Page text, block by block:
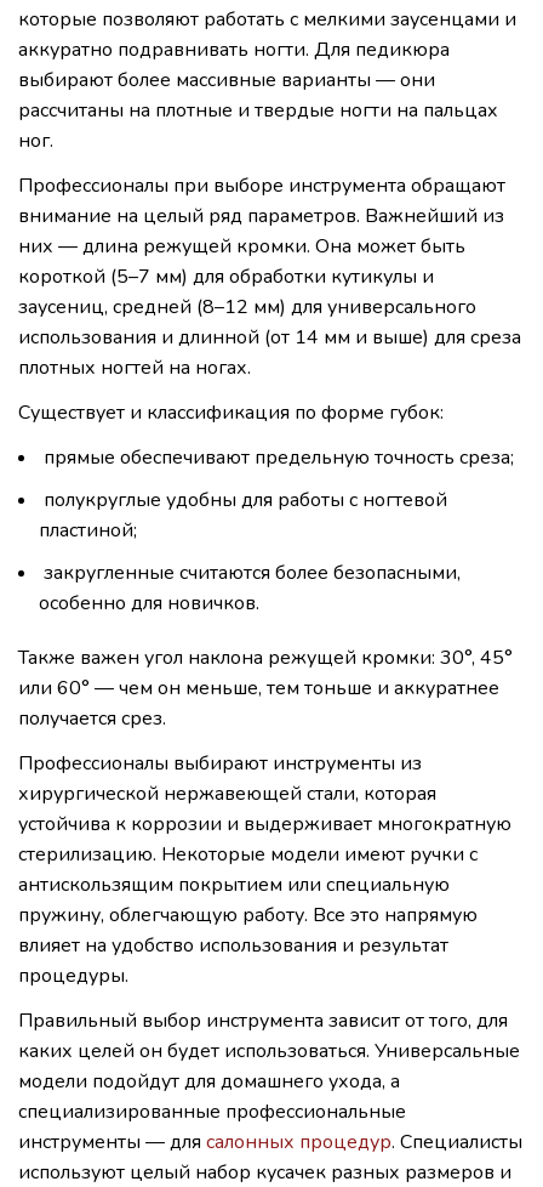
которые позволяют работать с мелкими заусенцами и
аккуратно подравнивать ногти. Для педикюра
выбирают более массивные варианты — они
рассчитаны на плотные и твердые ногти на пальцах
ног.
Профессионалы при выборе инструмента обращают
внимание на целый ряд параметров. Важнейший из
них — длина режущей кромки. Она может быть
короткой (5–7 мм) для обработки кутикулы и
заусениц, средней (8–12 мм) для универсального
использования и длинной (от 14 мм и выше) для среза
плотных ногтей на ногах.
Существует и классификация по форме губок:
прямые обеспечивают предельную точность среза;
полукруглые удобны для работы с ногтевой
пластиной;
закругленные считаются более безопасными,
особенно для новичков.
Также важен угол наклона режущей кромки: 30°, 45°
или 60° — чем он меньше, тем тоньше и аккуратнее
получается срез.
Профессионалы выбирают инструменты из
хирургической нержавеющей стали, которая
устойчива к коррозии и выдерживает многократную
стерилизацию. Некоторые модели имеют ручки с
антискользящим покрытием или специальную
пружину, облегчающую работу. Все это напрямую
влияет на удобство использования и результат
процедуры.
Правильный выбор инструмента зависит от того, для
каких целей он будет использоваться. Универсальные
модели подойдут для домашнего ухода, а
специализированные профессиональные
инструменты — для салонных процедур. Специалисты
используют целый набор кусачек разных размеров и